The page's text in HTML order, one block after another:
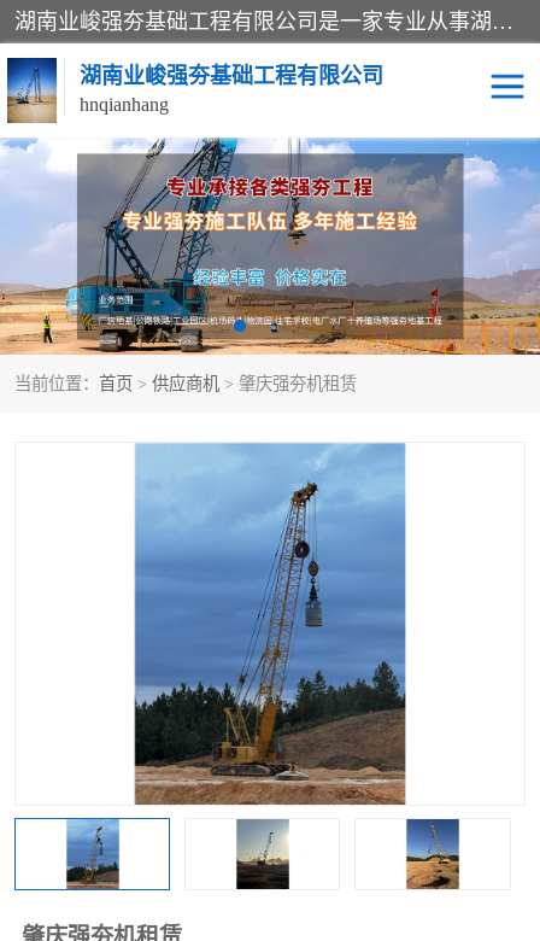
湖南业峻强夯基础工程有限公司是一家专业从事湖南强夯基础工程、强夯机租赁，地基处理的施工单位。业务覆盖：湖南、广东，江西等地。可承接1000KN.m-25000KN.m强夯（置换）工程。公司创始人是国内较早期从事强夯施工的建设者，经过多年的一步一个脚印的发展，在行业内具有较高的度和良好的口碑。
湖南业峻强夯基础工程有限公司
hnqianhang
当前位置： 首页 > 供应商机 > 肇庆强夯机租赁
强夯施工案例 强夯机租赁
强夯施工工程 强夯施工队伍
强夯队伍